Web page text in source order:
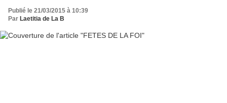
Publié le 21/03/2015 à 10:39
Par Laetitia de La B